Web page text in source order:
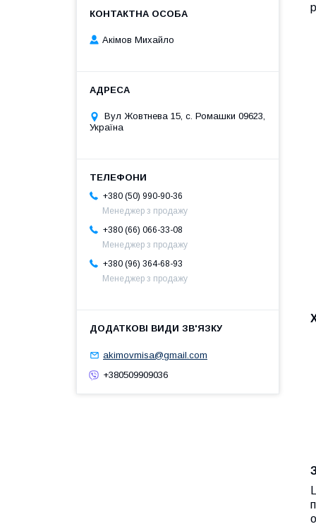
Акімов Михайло
Вул Жовтнева 15, с. Ромашки 09623,
Україна
+380 (50) 990-90-36
Менеджер з продажу
+380 (66) 066-33-08
Менеджер з продажу
+380 (96) 364-68-93
Менеджер з продажу
akimovmisa@gmail.com
+380509909036